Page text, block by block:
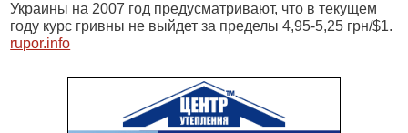
Украины на 2007 год предусматривают, что в текущем
году курс гривны не выйдет за пределы 4,95-5,25 грн/$1.
rupor.info